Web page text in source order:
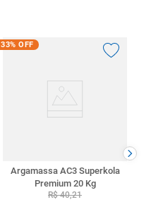
33% OFF
Argamassa AC3 Superkola
Premium 20 Kg
R$ 40,21